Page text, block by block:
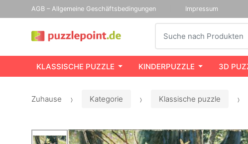
AGB – Allgemeine Geschäftsbedingungen Impressum
KLASSISCHE PUZZLE KINDERPUZZLE 3D
Zuhause Kategorie Klassische puzzle